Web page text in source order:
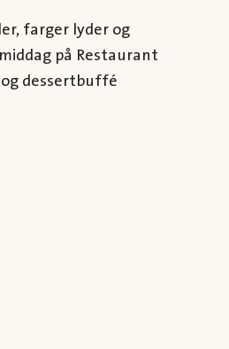
farger lyder og
på Restaurant
dessertbuffé